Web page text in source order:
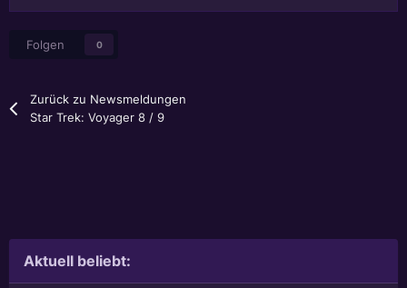
Folgen 0
Zurück zu Newsmeldungen
Star Trek: Voyager 8 / 9
Aktuell beliebt: